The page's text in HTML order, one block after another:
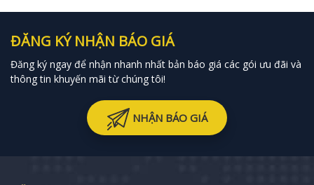
ĐĂNG KÝ NHẬN BÁO GIÁ
Đăng ký ngay để nhận nhanh nhất bản báo giá các gói ưu đãi và
thông tin khuyến mãi từ chúng tôi!
NHẬN BÁO GIÁ